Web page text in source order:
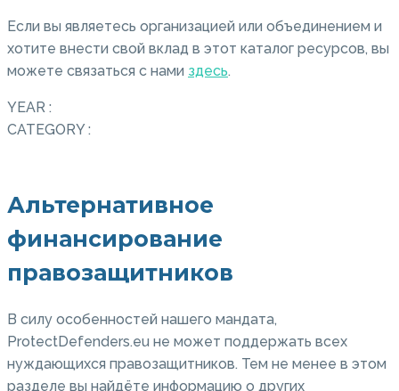
Если вы являетесь организацией или объединением и
хотите внести свой вклад в этот каталог ресурсов, вы
можете связаться с нами здесь.
YEAR :
CATEGORY :
Альтернативное
финансирование
правозащитников
В силу особенностей нашего мандата,
ProtectDefenders.eu не может поддержать всех
нуждающихся правозащитников. Тем не менее в этом
разделе вы найдёте информацию о других